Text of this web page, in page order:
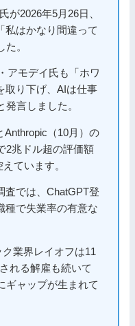
が2026年5月26日、
私はかなり間違って
。
アモデイ氏も「ホワ
取り下げ、AIは仕事
言しました。
Anthropic（10月）の
2兆ドル超の評価額
ています。
査では、ChatGPT登
種で失業率の有意な
業界レイオフは11
れる解雇も続いて
ギャップが生まれて